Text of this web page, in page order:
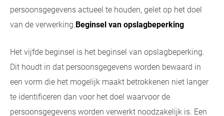
persoonsgegevens actueel te houden, gelet op het doel
van de verwerking.Beginsel van opslagbeperking
Het vijfde beginsel is het beginsel van opslagbeperking.
Dit houdt in dat persoonsgegevens worden bewaard in
een vorm die het mogelijk maakt betrokkenen niet langer
te identificeren dan voor het doel waarvoor de
persoonsgegevens worden verwerkt noodzakelijk is. Een